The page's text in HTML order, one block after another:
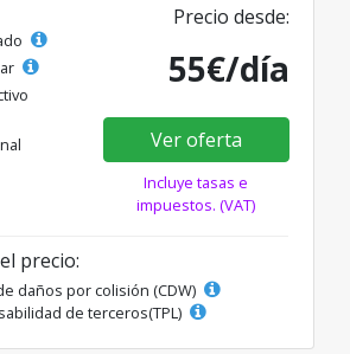
Precio desde:
55€/día
Ver oferta
Incluye tasas e
impuestos. (VAT)
precio:
daños por colisión (CDW)
de terceros(TPL)